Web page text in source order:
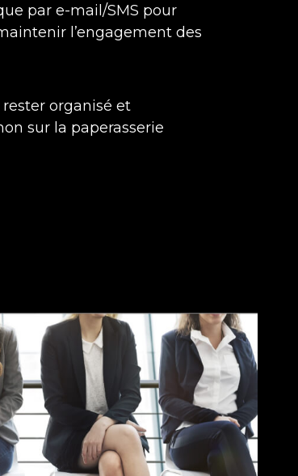
par e-mail/SMS pour
l’engagement des
organisé et
sur la paperasserie